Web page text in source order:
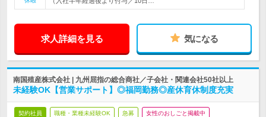
求人詳細を見る 気になる
南国殖産株式会社 | 九州屈指の総合商社／子会社・関連会社50社以上
未経験OK【営業サポート】◎福岡勤務◎産休育休制度充実
契約社員 職種・業種未経験OK 急募 女性のおしごと掲載中